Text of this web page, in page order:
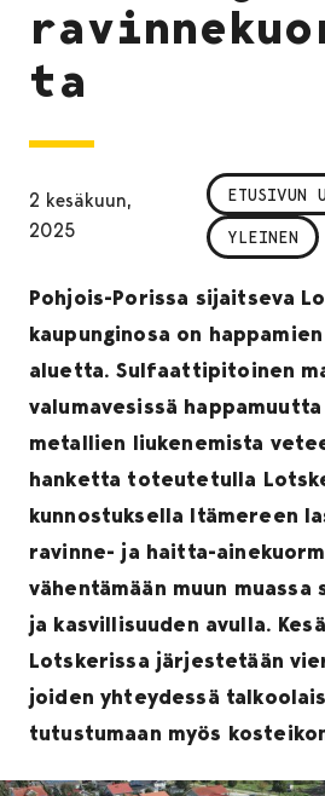
ta
2 kesäkuun,
2025
ETUSIVUN
YLEINEN
Pohjois-Porissa sijaitseva
kaupunginosa on
aluetta. Sulfaattipitoinen
valumavesissä
metallien liukenemista
hanketta toteutetulla
kunnostuksella Itämereen
ravinne- ja haitta-
vähentämään muun
ja kasvillisuuden avulla.
Lotskerissa järjestetään
joiden yhteydessä
tutustumaan myös